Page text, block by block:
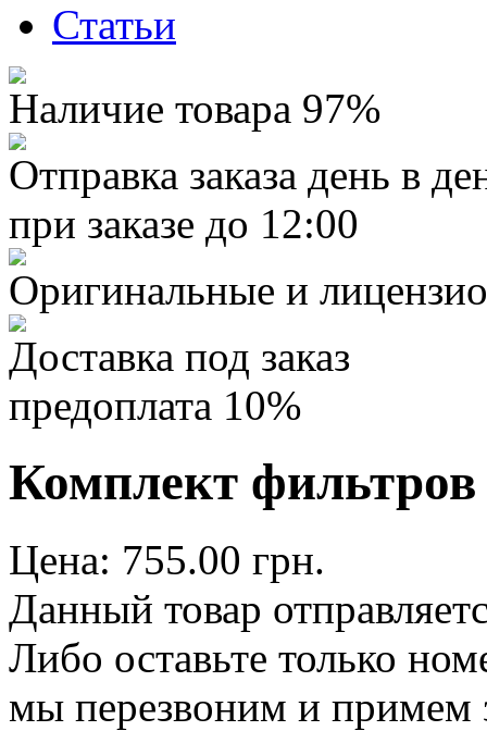
Статьи
Наличие товара 97%
Отправка заказа день в
при заказе до 12:00
Оригинальные и
Доставка под заказ
предоплата 10%
Комплект
Цена: 755.00 грн.
Данный товар
Либо оставьте только
мы перезвоним и примем